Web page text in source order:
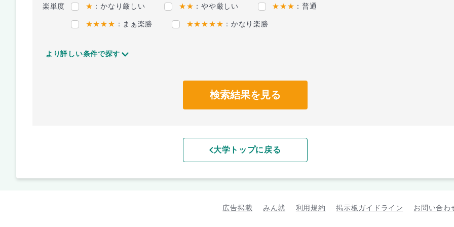
楽単度 ★ ：かなり厳しい ★★ ：やや厳しい ★★★ ：普通
★★★★ ：まぁ楽勝 ★★★★★ ：かなり楽勝
より詳しい条件で探す
検索結果を見る
大学トップに戻る
広告掲載 みん就 利用規約 掲示板ガイドライン お問い合わ